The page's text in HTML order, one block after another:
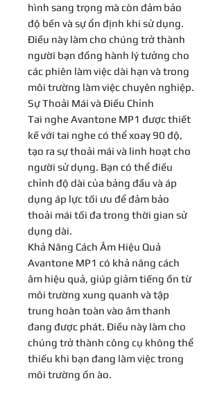
hình sang trọng mà còn đảm bảo
độ bền và sự ổn định khi sử dụng.
Điều này làm cho chúng trở thành
người bạn đồng hành lý tưởng cho
các phiên làm việc dài hạn và trong
môi trường làm việc chuyên nghiệp.
Sự Thoải Mái và Điều Chỉnh
Tai nghe Avantone MP1 được thiết
kế với tai nghe có thể xoay 90 độ,
tạo ra sự thoải mái và linh hoạt cho
người sử dụng. Bạn có thể điều
chỉnh độ dài của bảng đầu và áp
dụng áp lực tối ưu để đảm bảo
thoải mái tối đa trong thời gian sử
dụng dài.
Khả Năng Cách Âm Hiệu Quả
Avantone MP1 có khả năng cách
âm hiệu quả, giúp giảm tiếng ồn từ
môi trường xung quanh và tập
trung hoàn toàn vào âm thanh
đang được phát. Điều này làm cho
chúng trở thành công cụ không thể
thiếu khi bạn đang làm việc trong
môi trường ồn ào.